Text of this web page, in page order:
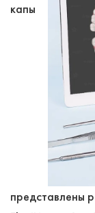
капы
представлены